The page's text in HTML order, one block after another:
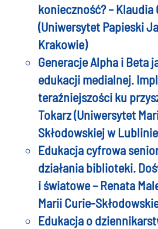
konieczność? – Klaudia
(Uniwersytet Papieski
Krakowie)
Generacje Alpha i Beta
edukacji medialnej.
teraźniejszości ku
Tokarz (Uniwersytet
Skłodowskiej w
Edukacja cyfrowa
działania biblioteki.
i światowe – Renata
Marii Curie-
Edukacja o